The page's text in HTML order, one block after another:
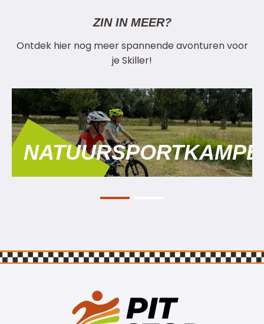
ZIN IN MEER?
Ontdek hier nog meer spannende avonturen voor
je Skiller!